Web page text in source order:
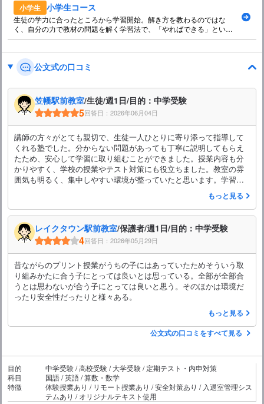
小学生 小学生コース
生徒の学力に合ったところから学習開始。解き方を教わるのではな
く、自分の力で教材の問題を解く学習法で、「やればできる」という
自己肯定感を育みます。
公文式の口コミ
笠幡駅前教室/生徒/週1日/目的：中学受験
5回答日：2026年06月04日
講師の方々がとても親切で、生徒一人ひとりに寄り添って指導して
くれる塾でした。分からない問題があっても丁寧に説明してもらえ
たため、安心して学習に取り組むことができました。授業内容も分
かりやすく、学校の授業やテスト対策にも役立ちました。教室の雰
囲気も明るく、集中しやすい環境が整っていたと思います。学習面
感じています。友人にもおすすめできる塾だと思います。もっと見る
レイクタウン駅前教室/保護者/週1日/目的：中学受験
4回答日：2026年05月29日
昔ながらのプリント授業がうちの子にはあっていたためそういう取
り組みかたに合う子にとっては良いとは思っている。全部が全部合
うとは思わないが合う子にとっては良いと思う。そのほかは環境だ
ったり安全性だったりと様々ある。
もっと見る
公文式の口コミをすべて見る
目的
中学受験 / 高校受験 / 大学受験 / 定期テスト・内申対策
科目
国語 / 英語 / 算数・数学
特徴
体験授業あり / リモート授業あり / 安全対策あり / 入退室管理シス
テムあり / オリジナルテキスト使用